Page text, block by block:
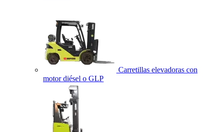
Carretillas elevadoras con
motor diésel o GLP